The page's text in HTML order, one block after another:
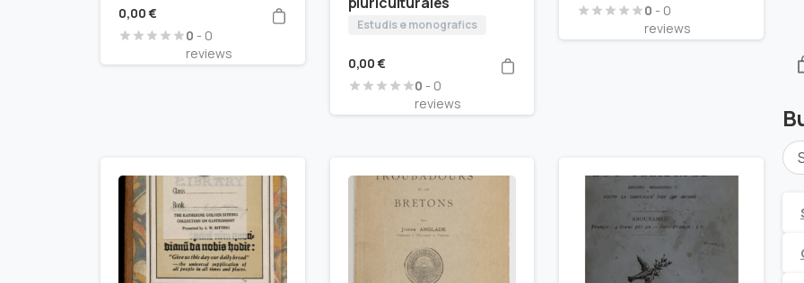
0,00 €
0 - 0
reviews
Estudis e monografics
0,00€
0 - 0
reviews
0 - 0
reviews